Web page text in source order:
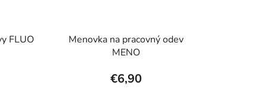
FLUO
Menovka na pracovný odev
MENO
€6,90